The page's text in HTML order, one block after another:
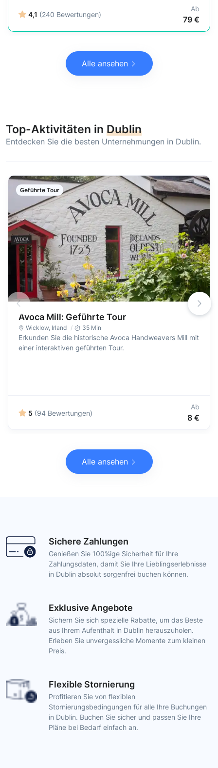
4,1 (240 Bewertungen)
Ab
79 €
Alle ansehen
Top-Aktivitäten in Dublin
Entdecken Sie die besten Unternehmungen in Dublin.
Geführte Tour
Avoca Mill: Geführte Tour
Wicklow, Irland 35 Min
Erkunden Sie die historische Avoca Handweavers Mill mit
einer interaktiven geführten Tour.
5 (94 Bewertungen)
Ab
8 €
Alle ansehen
Sichere Zahlungen
Genießen Sie 100%ige Sicherheit für Ihre
Zahlungsdaten, damit Sie Ihre Lieblingserlebnisse
in Dublin absolut sorgenfrei buchen können.
Exklusive Angebote
Sichern Sie sich spezielle Rabatte, um das Beste
aus Ihrem Aufenthalt in Dublin herauszuholen.
Erleben Sie unvergessliche Momente zum kleinen
Preis.
Flexible Stornierung
Profitieren Sie von flexiblen
Stornierungsbedingungen für alle Ihre Buchungen
in Dublin. Buchen Sie sicher und passen Sie Ihre
Pläne bei Bedarf einfach an.